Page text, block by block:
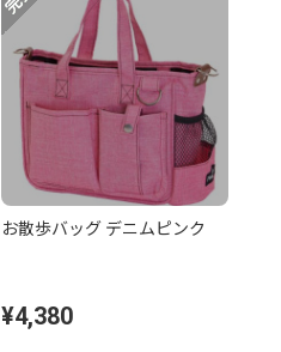
お散歩バッグ デニムピンク
¥4,380